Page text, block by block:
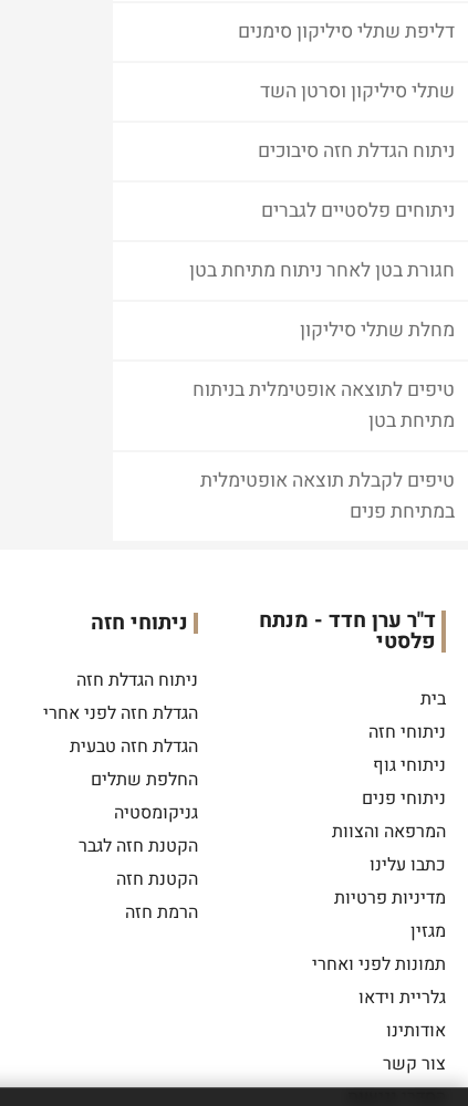
דליפת שתלי סיליקון סימנים
שתלי סיליקון וסרטן השד
ניתוח הגדלת חזה סיבוכים
ניתוחים פלסטיים לגברים
חגורת בטן לאחר ניתוח מתיחת בטן
מחלת שתלי סיליקון
טיפים לתוצאה אופטימלית בניתוח
מתיחת בטן
טיפים לקבלת תוצאה אופטימלית
במתיחת פנים
ד"ר ערן חדד - מנתח
פלסטי
בית
ניתוחי חזה
ניתוחי גוף
ניתוחי פנים
המרפאה והצוות
כתבו עלינו
מדיניות פרטיות
מגזין
תמונות לפני ואחרי
גלריית וידאו
אודותינו
צור קשר
הסדרי נגישות
ניתוחי חזה
ניתוח הגדלת חזה
הגדלת חזה לפני אחרי
הגדלת חזה טבעית
החלפת שתלים
גניקומסטיה
הקטנת חזה לגבר
הקטנת חזה
הרמת חזה